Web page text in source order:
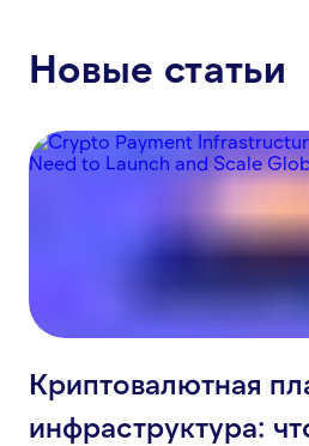
Новые статьи
Криптовалютная
инфраструктура: